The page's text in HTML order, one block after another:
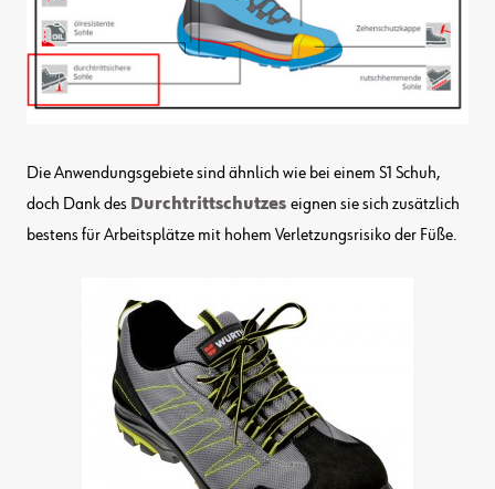
Die Anwendungsgebiete sind ähnlich wie bei einem S1 Schuh,
doch Dank des Durchtrittschutzes eignen sie sich zusätzlich
bestens für Arbeitsplätze mit hohem Verletzungsrisiko der Füße.